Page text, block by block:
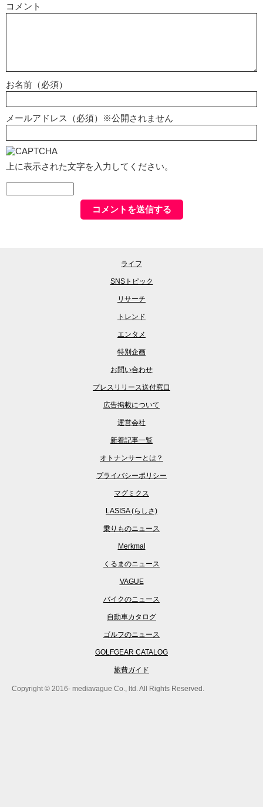
コメント
お名前（必須）
メールアドレス（必須）※公開されません
上に表示された文字を入力してください。
ライフ
SNSトピック
リサーチ
トレンド
エンタメ
特別企画
お問い合わせ
プレスリリース送付窓口
広告掲載について
運営会社
新着記事一覧
オトナンサーとは？
プライバシーポリシー
マグミクス
LASISA (らしさ)
乗りものニュース
Merkmal
くるまのニュース
VAGUE
バイクのニュース
自動車カタログ
ゴルフのニュース
GOLFGEAR CATALOG
旅費ガイド
Copyright © 2016- mediavague Co., ltd. All Rights Reserved.